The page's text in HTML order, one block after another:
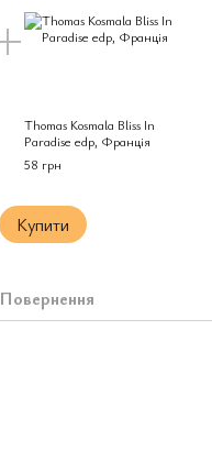
Thomas Kosmala Bliss In
Paradise edp, Франція
58 грн
Купити
Повернення